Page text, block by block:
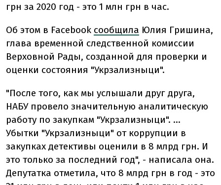
грн за 2020 год - это 1 млн грн в час.
Об этом в Facebook сообщила Юлия Гришина,
глава временной следственной комиссии
Верховной Рады, созданной для проверки и
оценки состояния "Укрзализныци".
"После того, как мы услышали друг друга,
НАБУ провело значительную аналитическую
работу по закупкам "Укрзализныци". ...
Убытки "Укрзализныци" от коррупции в
закупках детективы оценили в 8 млрд грн. И
это только за последний год", - написала она.
Депутатка отметила, что 8 млрд грн в год - это